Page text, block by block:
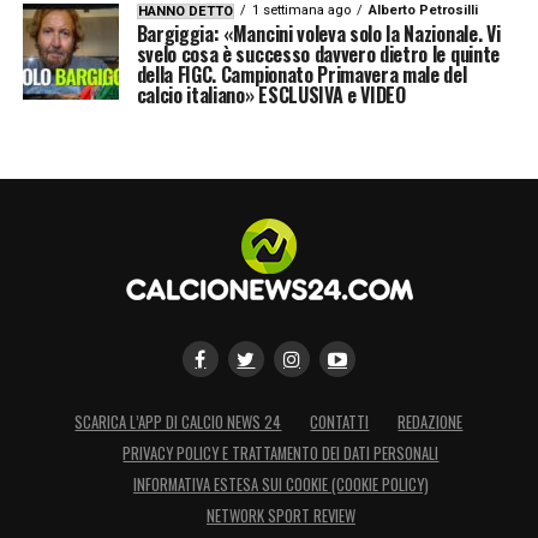
dovere di difendere patrimoni del Servizio
Pubblico, e della storia del racconto dello
sport».
HANNO DETTO 1 settimana ago Alberto Petrosilli
Bargiggia: «Mancini voleva solo la Nazionale. Vi
svelo cosa è successo davvero dietro le quinte
della FIGC. Campionato Primavera male del
calcio italiano» ESCLUSIVA e VIDEO
SCARICA L’APP DI CALCIO NEWS 24 CONTATTI
REDAZIONE
PRIVACY POLICY E TRATTAMENTO DEI DATI PERSONALI
INFORMATIVA ESTESA SUI COOKIE (COOKIE POLICY)
NETWORK SPORT REVIEW